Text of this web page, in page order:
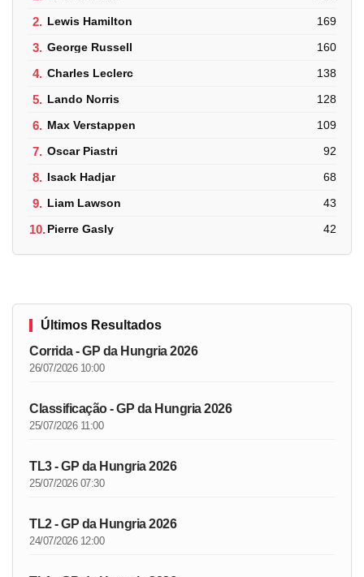
2. Lewis Hamilton 169
3. George Russell 160
4. Charles Leclerc 138
5. Lando Norris 128
6. Max Verstappen 109
7. Oscar Piastri 92
8. Isack Hadjar 68
9. Liam Lawson 43
10.Pierre Gasly 42
Últimos Resultados
Corrida - GP da Hungria 2026
26/07/2026 10:00
Classificação - GP da Hungria 2026
25/07/2026 11:00
TL3 - GP da Hungria 2026
25/07/2026 07:30
TL2 - GP da Hungria 2026
24/07/2026 12:00